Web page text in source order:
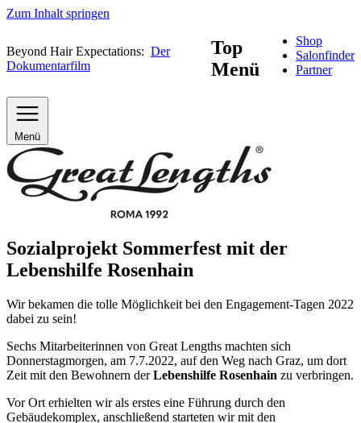
Zum Inhalt springen
Beyond Hair Expectations: Der
Dokumentarfilm
Top
Menü
Shop
Salonfinder
Partner
Menü
Sozialprojekt Sommerfest mit der
Lebenshilfe Rosenhain
Wir bekamen die tolle Möglichkeit bei den Engagement-Tagen 2022
dabei zu sein!
Sechs Mitarbeiterinnen von Great Lengths machten sich
Donnerstagmorgen, am 7.7.2022, auf den Weg nach Graz, um dort
Zeit mit den Bewohnern derLebenshilfe Rosenhain zu verbringen.
Vor Ort erhielten wir als erstes eine Führung durch den
Gebäudekomplex, anschließend starteten wir mit den